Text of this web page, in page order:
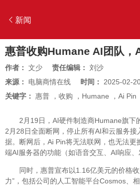
新闻
惠普收购Humane AI团队，
作者： 文少 责任编辑： 刘沙
来源： 电脑商情在线 时间： 2025-02-
关键字： 惠普 ， 收购 ， Humane ， Ai Pin
2月19日，AI硬件制造商Humane旗下
2月28日全面断网，停止所有AI和云服务接
据。断网后，Ai Pin将无法联网，也无法更
端AI服务器的功能（如语音交互、AI响应、
同时，惠普宣布以1.16亿美元的价格收
力”，包括公司的人工智能平台Cosmos、